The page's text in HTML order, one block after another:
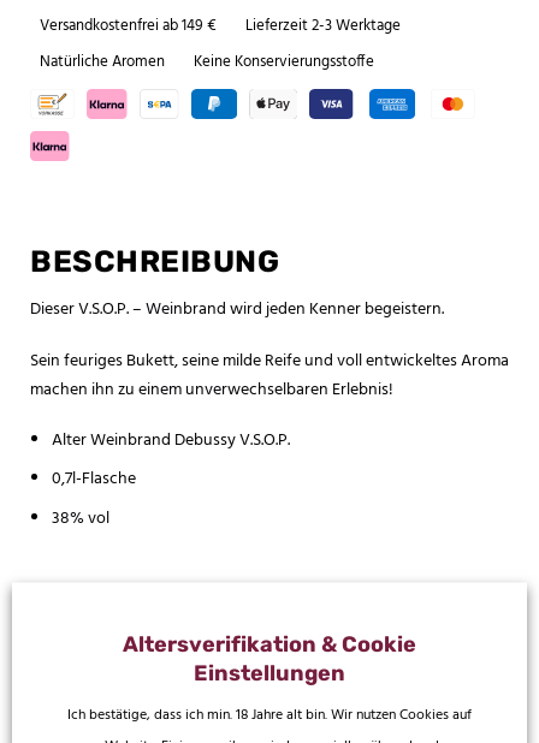
Versandkostenfrei ab 149 €
Lieferzeit 2-3 Werktage
Natürliche Aromen
Keine Konservierungsstoffe
BESCHREIBUNG
Dieser V.S.O.P. – Weinbrand wird jeden Kenner begeistern.
Sein feuriges Bukett, seine milde Reife und voll entwickeltes Aroma
machen ihn zu einem unverwechselbaren Erlebnis!
Alter Weinbrand Debussy V.S.O.P.
0,7l-Flasche
38% vol
SCHMECKEN
Altersverifikation & Cookie
Einstellungen
Ich bestätige, dass ich min. 18 Jahre alt bin. Wir nutzen Cookies auf